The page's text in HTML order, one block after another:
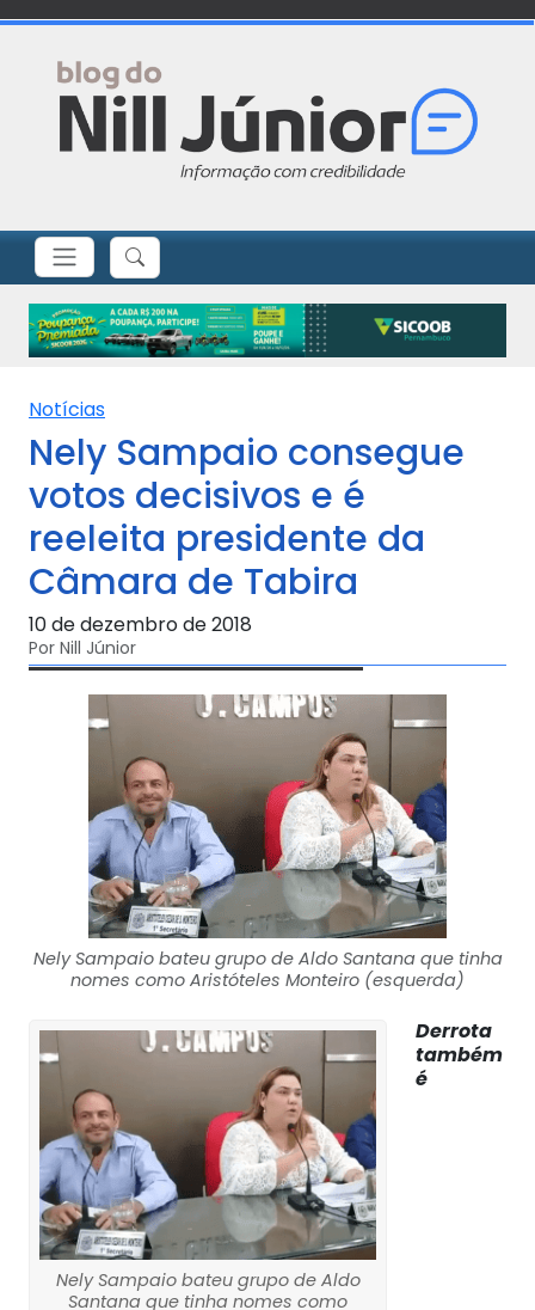
Notícias
Nely Sampaio consegue
votos decisivos e é
reeleita presidente da
Câmara de Tabira
10 de dezembro de 2018
Por Nill Júnior
Nely Sampaio bateu grupo de Aldo Santana que tinha
nomes como Aristóteles Monteiro (esquerda)
Nely Sampaio bateu grupo de Aldo
Santana que tinha nomes como
Derrota
também
é